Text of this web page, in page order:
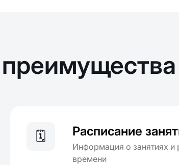
🗓️ Расписание
Информация о занятиях и
времени